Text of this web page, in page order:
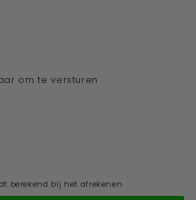
om te versturen
berekend bij het afrekenen